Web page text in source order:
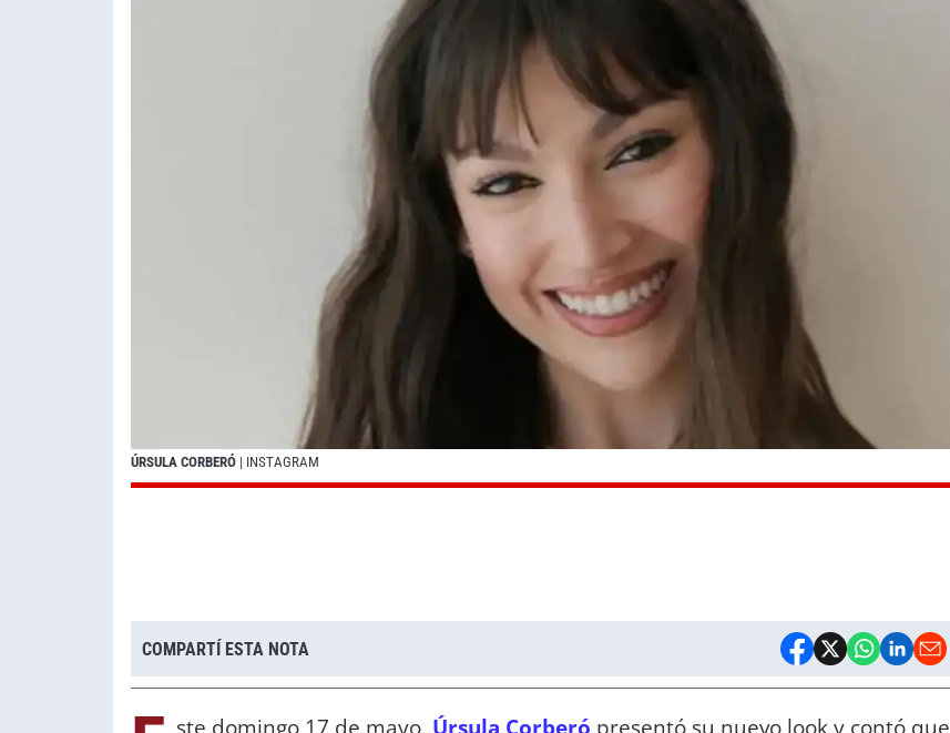
ÚRSULA CORBERÓ | INSTAGRAM
COMPARTÍ ESTA NOTA
ste domingo 17 de mayo, Úrsula Corberó presentó su nuevo look y contó que